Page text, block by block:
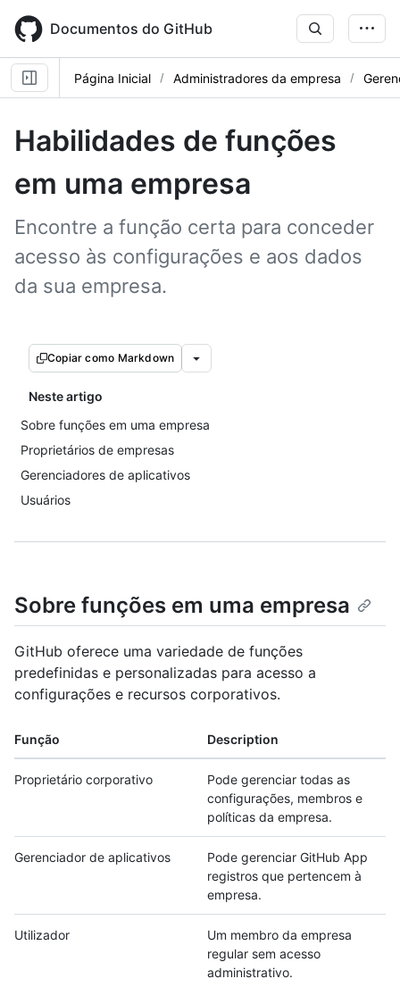
main
content
Documentos do GitHub
Página Inicial Administradores da empresa
Habilidades de funções
em uma empresa
Encontre a função certa para conceder
acesso às configurações e aos dados
da sua empresa.
Copiar como Markdown
Neste artigo
Sobre funções em uma empresa
Proprietários de empresas
Gerenciadores de aplicativos
Usuários
Sobre funções em uma empresa
GitHub oferece uma variedade de funções
predefinidas e personalizadas para acesso a
configurações e recursos corporativos.
Função Description
Proprietário corporativo
Pode gerenciar todas as
configurações, membros e
políticas da empresa.
Gerenciador de aplicativos
Pode gerenciar GitHub App
registros que pertencem à
empresa.
Utilizador
Um membro da empresa
regular sem acesso
administrativo.